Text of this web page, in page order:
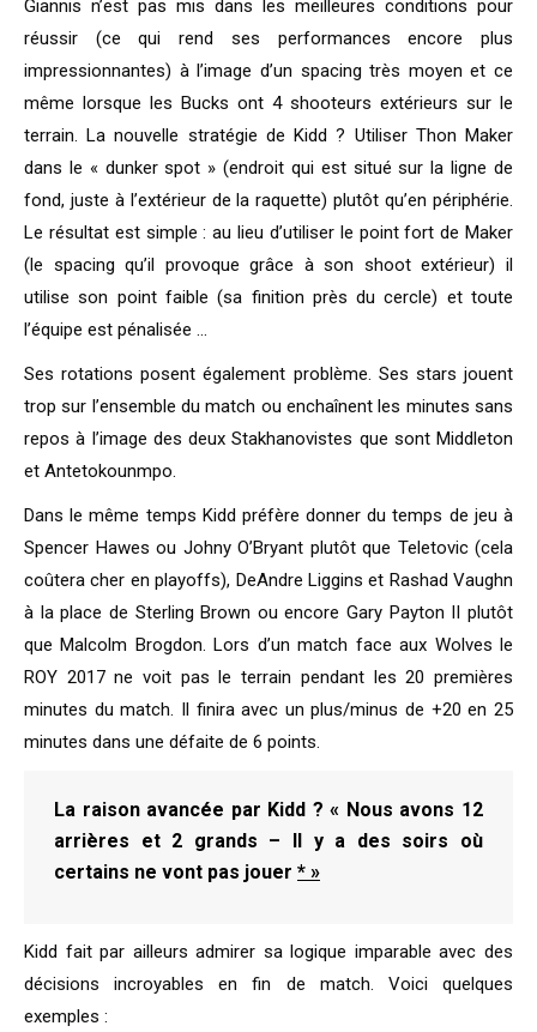
Giannis n’est pas mis dans les meilleures conditions pour
réussir (ce qui rend ses performances encore plus
impressionnantes) à l’image d’un spacing très moyen et ce
même lorsque les Bucks ont 4 shooteurs extérieurs sur le
terrain. La nouvelle stratégie de Kidd ? Utiliser Thon Maker
dans le « dunker spot » (endroit qui est situé sur la ligne de
fond, juste à l’extérieur de la raquette) plutôt qu’en périphérie.
Le résultat est simple : au lieu d’utiliser le point fort de Maker
(le spacing qu’il provoque grâce à son shoot extérieur) il
utilise son point faible (sa finition près du cercle) et toute
l’équipe est pénalisée …
Ses rotations posent également problème. Ses stars jouent
trop sur l’ensemble du match ou enchaînent les minutes sans
repos à l’image des deux Stakhanovistes que sont Middleton
et Antetokounmpo.
Dans le même temps Kidd préfère donner du temps de jeu à
Spencer Hawes ou Johny O’Bryant plutôt que Teletovic (cela
coûtera cher en playoffs), DeAndre Liggins et Rashad Vaughn
à la place de Sterling Brown ou encore Gary Payton II plutôt
que Malcolm Brogdon. Lors d’un match face aux Wolves le
ROY 2017 ne voit pas le terrain pendant les 20 premières
minutes du match. Il finira avec un plus/minus de +20 en 25
minutes dans une défaite de 6 points.
La raison avancée par Kidd ? « Nous avons 12
arrières et 2 grands – Il y a des soirs où
certains ne vont pas jouer * »
Kidd fait par ailleurs admirer sa logique imparable avec des
décisions incroyables en fin de match. Voici quelques
exemples :